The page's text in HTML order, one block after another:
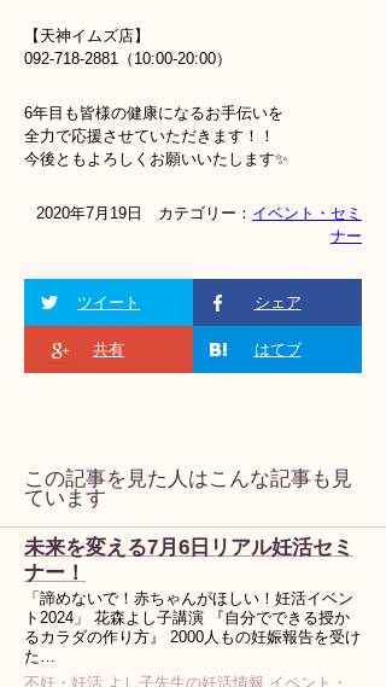
【天神イムズ店】
092-718-2881（10:00-20:00）
6年目も皆様の健康になるお手伝いを
全力で応援させていただきます！！
今後ともよろしくお願いいたします✨
2020年7月19日 カテゴリー： イベント・セミ
ナー
ツイート シェア
共有 はてブ
この記事を見た人はこんな記事も見
ています
未来を変える7月6日リアル妊活セミ
ナー！
「諦めないで！赤ちゃんがほしい！妊活イベン
ト2024」 花森よし子講演 『自分でできる授か
るカラダの作り方』 2000人もの妊娠報告を受け
た…
不妊・妊活 よし子先生の妊活情報 イベント・